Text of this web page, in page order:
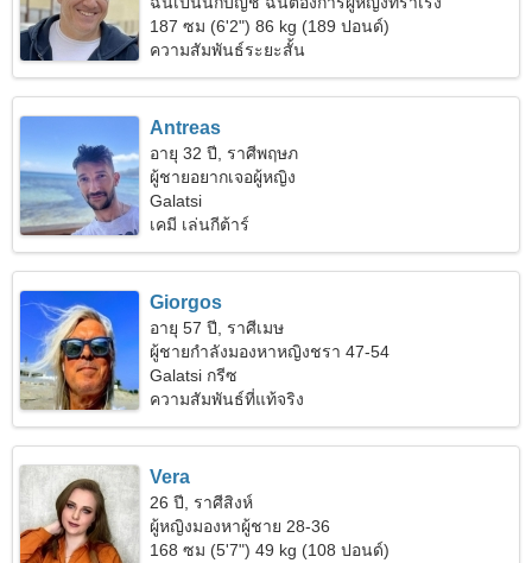
187 ซม (6'2") 86 kg (189 ปอนด์)
ความสัมพันธ์ระยะสั้น
Antreas
อายุ 32 ปี, ราศีพฤษภ
ผู้ชายอยากเจอผู้หญิง
Galatsi
เคมี เล่นกีต้าร์
Giorgos
อายุ 57 ปี, ราศีเมษ
ผู้ชายกำลังมองหาหญิงชรา 47-54
Galatsi กรีซ
ความสัมพันธ์ที่แท้จริง
Vera
26 ปี, ราศีสิงห์
ผู้หญิงมองหาผู้ชาย 28-36
168 ซม (5'7") 49 kg (108 ปอนด์)